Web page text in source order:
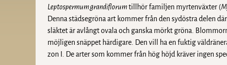
Leptospermum grandiflorumtillhör familjen myrtenväxter (
Denna städsegröna art kommer från den sydöstra delen
släktet är avlångt ovala och ganska mörkt gröna.
möjligen snäppet härdigare. Den vill ha en fuktig
zon I. De arter som kommer från hög höjd kräver ingen